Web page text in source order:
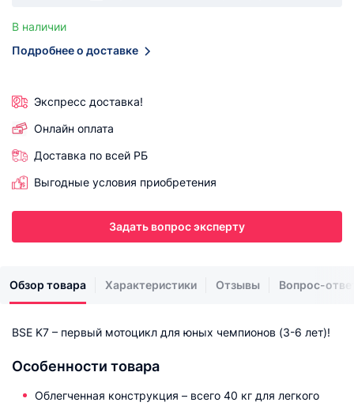
В наличии
Подробнее о доставке
Экспресс доставка!
Онлайн оплата
Доставка по всей РБ
Выгодные условия приобретения
Задать вопрос эксперту
Обзор товара Характеристики Отзывы Вопрос-
BSE K7 – первый мотоцикл для юных чемпионов (3-6 лет)!
Особенности товара
Облегченная конструкция – всего 40 кг для легкого